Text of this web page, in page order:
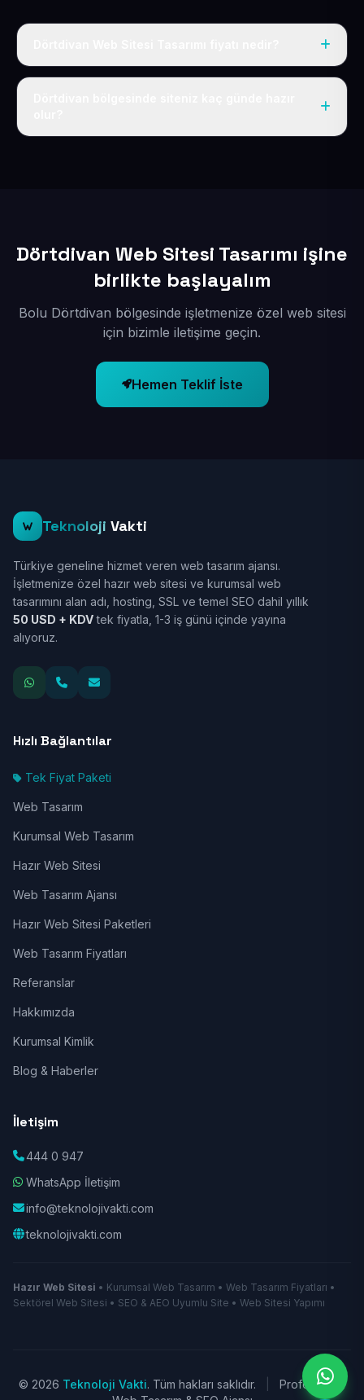
Tek fiyat uygulanır: yıllık 50 USD + KDV. Bu bedele alan
Dörtdivan Web Sitesi Tasarımı işine
birlikte başlayalım
Bolu Dörtdivan bölgesinde işletmenize özel web sitesi
için bizimle iletişime geçin.
Hemen Teklif İste
Teknoloji Vakti
Türkiye geneline hizmet veren web tasarım ajansı.
İşletmenize özel hazır web sitesi ve kurumsal web
tasarımını alan adı, hosting, SSL ve temel SEO dahil yıllık
50 USD + KDVtek fiyatla, 1-3 iş günü içinde yayına
alıyoruz.
Hızlı Bağlantılar
Tek Fiyat Paketi
Web Tasarım
Kurumsal Web Tasarım
Hazır Web Sitesi
Web Tasarım Ajansı
Hazır Web Sitesi Paketleri
Web Tasarım Fiyatları
Referanslar
Hakkımızda
Kurumsal Kimlik
Blog & Haberler
İletişim
444 0 947
WhatsApp İletişim
info@teknolojivakti.com
teknolojivakti.com
Hazır Web Sitesi • Kurumsal Web Tasarım • Web Tasarım Fiyatları •
Sektörel Web Sitesi • SEO & AEO Uyumlu Site • Web Sitesi Yapımı
© 2026 Teknoloji Vakti. Tüm hakları saklıdır.
Profesyonel